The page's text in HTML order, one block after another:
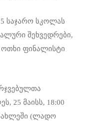
საჯარო სკოლას
შეხვედრები,
ფინალისტი
25 მაისს, 18:00
(ლადო